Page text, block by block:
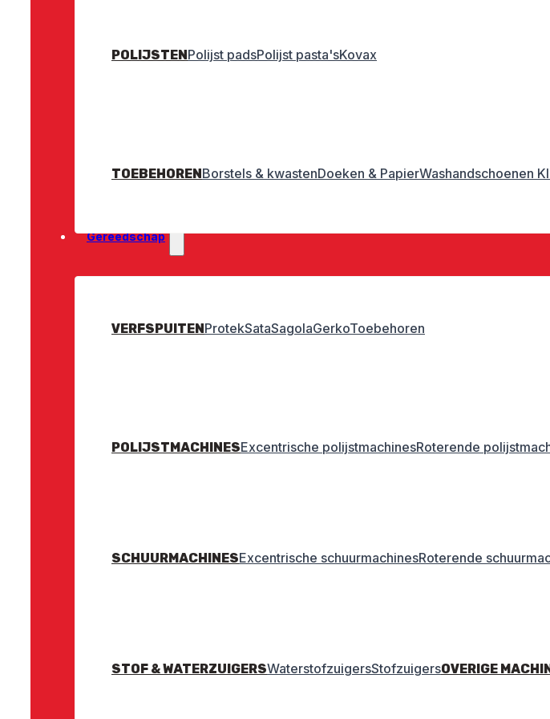
POLIJSTENPolijst padsPolijst pasta'sKovax
TOEBEHORENBorstels & kwastenDoeken & PapierWashandschoenen
Gereedschap
VERFSPUITENProtekSataSagolaGerkoToebehoren
POLIJSTMACHINESExcentrische polijstmachinesRoterende
SCHUURMACHINESExcentrische schuurmachinesRoterende
STOF & WATERZUIGERSWaterstofzuigersStofzuigersOVERIGE